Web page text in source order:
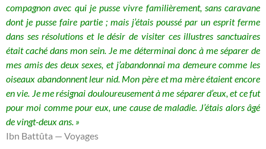
compagnon avec qui je pusse vivre familièrement, sans caravane
dont je pusse faire partie ; mais j’étais poussé par un esprit ferme
dans ses résolutions et le désir de visiter ces illustres sanctuaires
était caché dans mon sein. Je me déterminai donc à me séparer de
mes amis des deux sexes, et j’abandonnai ma demeure comme les
oiseaux abandonnent leur nid. Mon père et ma mère étaient encore
en vie. Je me résignai douloureusement à me séparer d’eux, et ce fut
pour moi comme pour eux, une cause de maladie. J’étais alors âgé
de vingt-deux ans. »
Ibn Battûta — Voyages